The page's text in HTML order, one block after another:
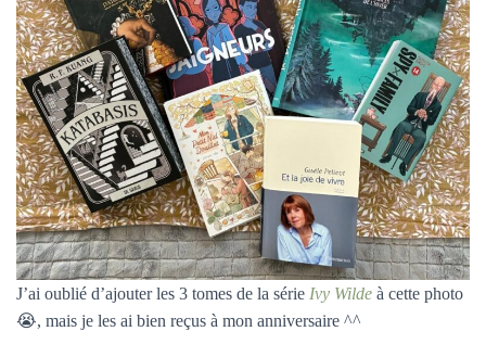
J’ai oublié d’ajouter les 3 tomes de la série Ivy Wilde à cette photo
😭, mais je les ai bien reçus à mon anniversaire ^^